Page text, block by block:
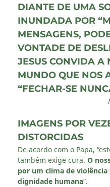
DIANTE DE UMA
INUNDADA POR
MENSAGENS,
VONTADE DE
JESUS CONVIDA A
MUNDO QUE NOS
“FECHAR-SE
IMAGENS POR
DISTORCIDAS
De acordo com o Papa,
também exige cura. O
por um clima de
dignidade humana“.